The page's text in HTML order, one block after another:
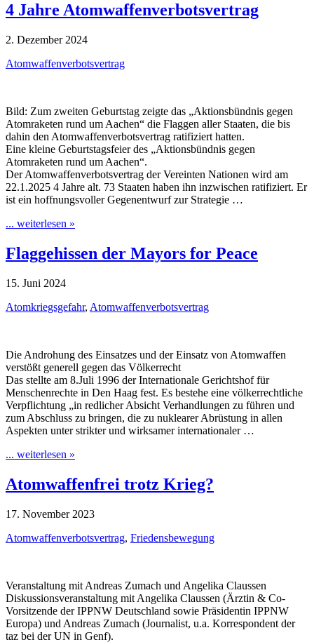
4 Jahre Atomwaffenverbotsvertrag
2. Dezember 2024
Atomwaffenverbotsvertrag
Bild: Zum zweiten Geburtstag zeigte das „Aktionsbündnis gegen
Atomraketen rund um Aachen“ die Flaggen aller Staaten, die bis
dahin den Atomwaffenverbotsvertrag ratifiziert hatten.
Eine kleine Geburtstagsfeier des „Aktionsbündnis gegen
Atomraketen rund um Aachen“.
Der Atomwaffenverbotsvertrag der Vereinten Nationen wird am
22.1.2025 4 Jahre alt. 73 Staaten haben ihn inzwischen ratifiziert. Er
ist ein hoffnungsvoller Gegenentwurf zur Strategie …
... weiterlesen »
Flaggehissen der Mayors for Peace
15. Juni 2024
Atomkriegsgefahr, Atomwaffenverbotsvertrag
Die Androhung des Einsatzes und der Einsatz von Atomwaffen
verstößt generell gegen das Völkerrecht
Das stellte am 8.Juli 1996 der Internationale Gerichtshof für
Menschenrechte in Den Haag fest. Es bestehe eine völkerrechtliche
Verpflichtung „in redlicher Absicht Verhandlungen zu führen und
zum Abschluss zu bringen, die zu nuklearer Abrüstung in allen
Aspekten unter strikter und wirksamer internationaler …
... weiterlesen »
Atomwaffenfrei trotz Krieg?
17. November 2023
Atomwaffenverbotsvertrag, Friedensbewegung
Veranstaltung mit Andreas Zumach und Angelika Claussen
Diskussionsveranstaltung mit Angelika Claussen (Ärztin & Co-
Vorsitzende der IPPNW Deutschland sowie Präsidentin IPPNW
Europa) und Andreas Zumach (Journalist, u.a. Korrespondent der
taz bei der UN in Genf).